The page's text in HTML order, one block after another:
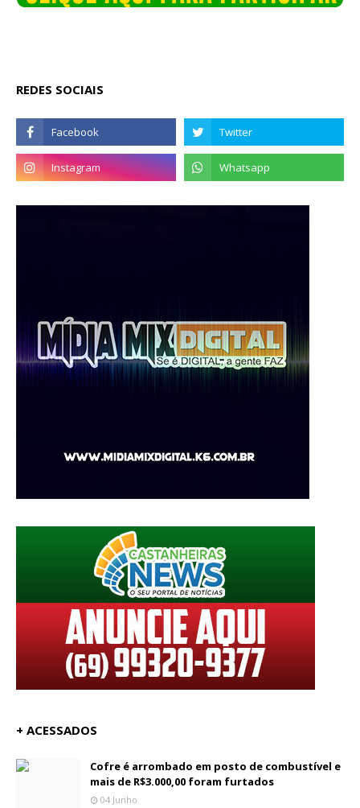
REDES SOCIAIS
+ ACESSADOS
Cofre é arrombado em posto de combustível e
mais de R$3.000,00 foram furtados
04 Junho